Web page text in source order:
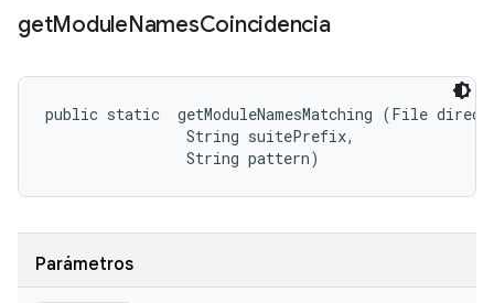
getModuleNamesCoincidencia
public static
getModuleNamesMatching (File
                String suitePrefix,
                String pattern)
Parámetros